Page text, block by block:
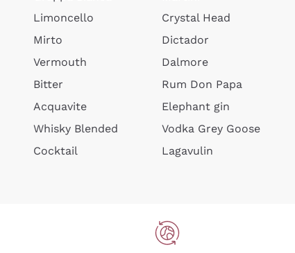
Limoncello
Mirto
Vermouth
Bitter
Acquavite
Whisky Blended
Cocktail
Crystal Head
Dictador
Dalmore
Rum Don Papa
Elephant gin
Vodka Grey Goose
Lagavulin